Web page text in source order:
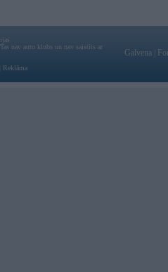
nav auto klubs un nav saistīts ar
Reklāma
Galvena